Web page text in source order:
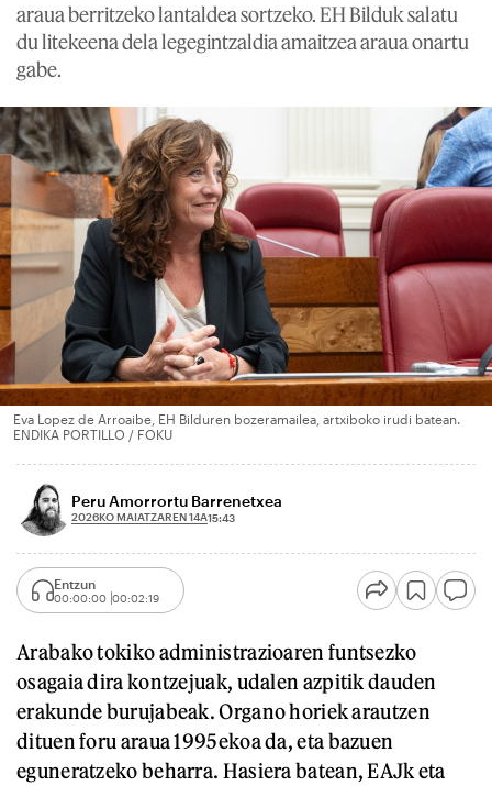
araua berritzeko lantaldea sortzeko. EH Bilduk salatu
du litekeena dela legegintzaldia amaitzea araua onartu
gabe.
Eva Lopez de Arroaibe, EH Bilduren bozeramailea, artxiboko irudi batean.
ENDIKA PORTILLO / FOKU
Peru Amorrortu Barrenetxea
2026KO MAIATZAREN 14A15:43
Entzun
00:00:00 00:02:19
Arabako tokiko administrazioaren funtsezko
osagaia dira kontzejuak, udalen azpitik dauden
erakunde burujabeak. Organo horiek arautzen
dituen foru araua 1995ekoa da, eta bazuen
eguneratzeko beharra. Hasiera batean, EAJk eta